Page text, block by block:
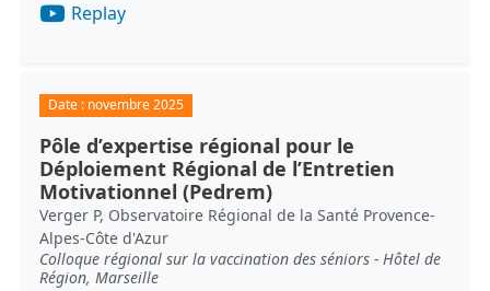
Replay
Date : novembre 2025
Pôle d’expertise régional pour le
Déploiement Régional de l’Entretien
Motivationnel (Pedrem)
Verger P, Observatoire Régional de la Santé Provence-
Alpes-Côte d'Azur
Colloque régional sur la vaccination des séniors - Hôtel de
Région, Marseille